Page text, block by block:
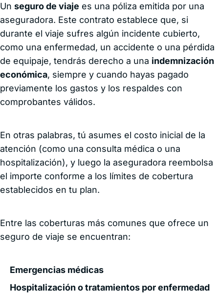
Un seguro de viaje es una póliza emitida por una
aseguradora. Este contrato establece que, si
durante el viaje sufres algún incidente cubierto,
como una enfermedad, un accidente o una pérdida
de equipaje, tendrás derecho a una indemnización
económica, siempre y cuando hayas pagado
previamente los gastos y los respaldes con
comprobantes válidos.
En otras palabras, tú asumes el costo inicial de la
atención (como una consulta médica o una
hospitalización), y luego la aseguradora reembolsa
el importe conforme a los límites de cobertura
establecidos en tu plan.
Entre las coberturas más comunes que ofrece un
seguro de viaje se encuentran:
Emergencias médicas
Hospitalización o tratamientos por enfermedad